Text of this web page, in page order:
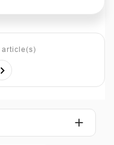
article(s)

